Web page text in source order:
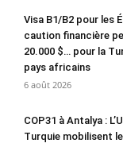
Visa B1/B2 pour les
caution financière
20.000 $… pour la
pays africains
6 août 2026
COP31 à Antalya :
Turquie mobilisent